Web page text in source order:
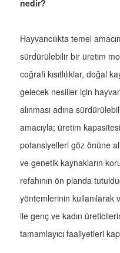
nedir?
Hayvancılıkta temel
sürdürülebilir bir üretim
coğrafi kısıtlılıklar, doğal
gelecek nesiller için
alınması adına
amacıyla; üretim
potansiyelleri göz önüne
ve genetik kaynakların
refahının ön planda
yöntemlerinin kullanılarak
ile genç ve kadın
tamamlayıcı faaliyetleri